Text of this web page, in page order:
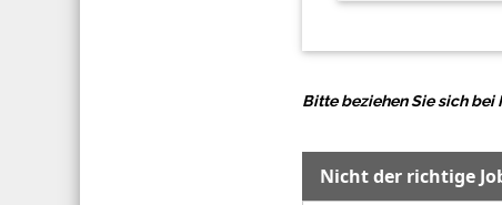
Bitte beziehen Sie sich
Nicht der richtige